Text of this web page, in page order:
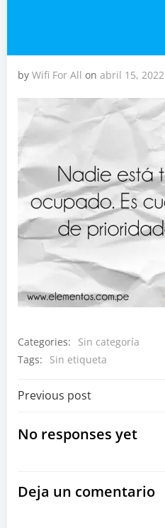
by Wifi For All on abril 15, 2022
Categories:
Sin categoría
Tags:
Sin etiqueta
Navegación
por
entradas
Previous post
No responses yet
Deja un comentario